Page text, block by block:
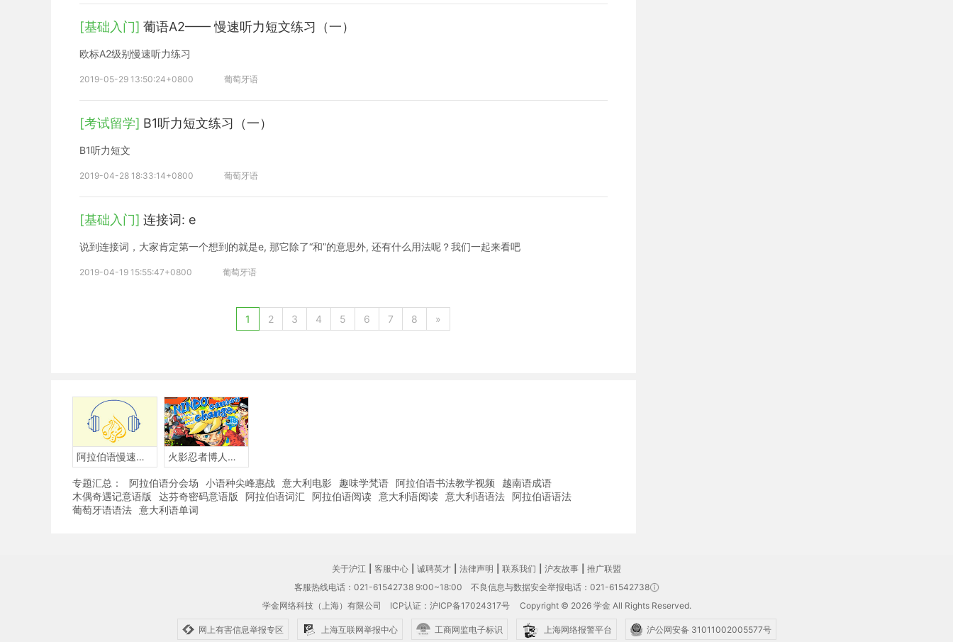
[基础入门] 葡语A2—— 慢速听力短文练习（一）
欧标A2级别慢速听力练习
2019-05-29 13:50:24+0800 葡萄牙语
[考试留学] B1听力短文练习（一）
B1听力短文
2019-04-28 18:33:14+0800 葡萄牙语
[基础入门] 连接词: e
说到连接词，大家肯定第一个想到的就是e, 那它除了“和”的意思外, 还有什么用法呢？我们一起来看吧
2019-04-19 15:55:47+0800 葡萄牙语
1 2 3 4 5 6 7 8 »
阿拉伯语慢速听力 火影忍者博人传BORUTO-阿拉伯语版
专题汇总： 阿拉伯语分会场 小语种尖峰惠战 意大利电影 趣味学梵语 阿拉伯语书法教学视频
越南语成语
木偶奇遇记意语版
达芬奇密码意语版 阿拉伯语词汇 阿拉伯语阅读 意大利语阅读 意大利语语法 阿拉伯语语法
葡萄牙语语法 意大利语单词
关于沪江 客服中心 诚聘英才 法律声明 联系我们 沪友故事
推广联盟
客服热线电话：021-61542738 9:00~18:00
不良信息与数据安全举报电话：021-61542738
学金网络科技（上海）有限公司 ICP认证：沪ICP备17024317号 Copyright © 2026 学金 All Rights Reserved.
网上有害信息举报专区 上海互联网举报中心 工商网监电子标识 上海网络报警平台 沪公网安备 31011002005577号